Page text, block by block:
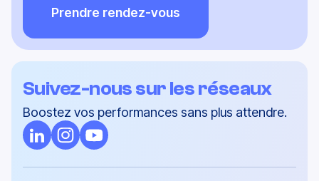
Prendre rendez-vous
Suivez-nous sur les réseaux
Boostez vos performances sans plus attendre.